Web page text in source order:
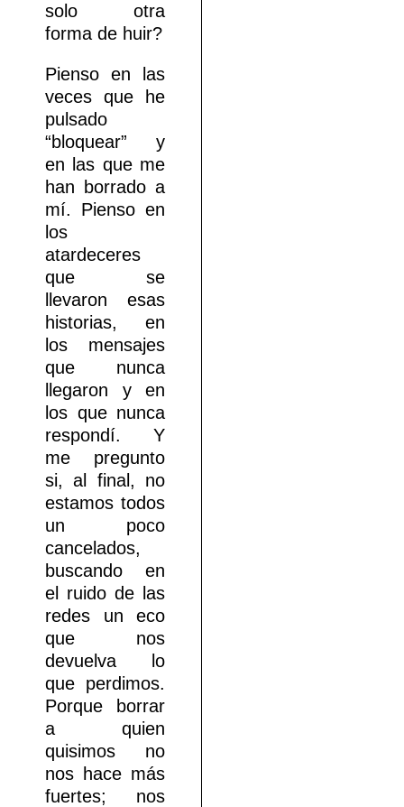
solo otra
forma de huir?
Pienso en las
veces que he
pulsado
“bloquear” y
en las que me
han borrado a
mí. Pienso en
los
atardeceres
que se
llevaron esas
historias, en
los mensajes
que nunca
llegaron y en
los que nunca
respondí. Y
me pregunto
si, al final, no
estamos todos
un poco
cancelados,
buscando en
el ruido de las
redes un eco
que nos
devuelva lo
que perdimos.
Porque borrar
a quien
quisimos no
nos hace más
fuertes; nos